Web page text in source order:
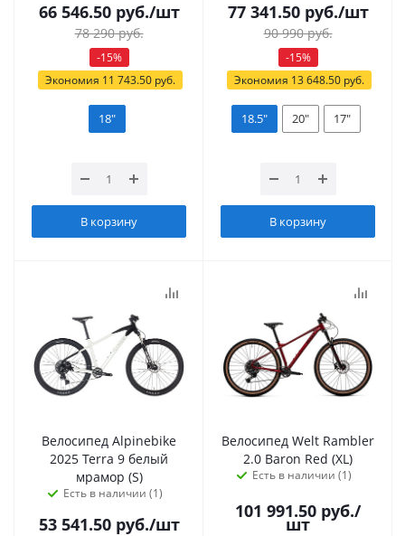
66 546.50руб./шт
78 290руб.
-15%
Экономия 11 743.50 руб.
18"
В корзину
77 341.50руб./шт
90 990руб.
-15%
Экономия 13 648.50 руб.
18.5" 20" 17"
В корзину
Велосипед Alpinebike
2025 Terra 9 белый
мрамор (S)
Есть в наличии (1)
53 541.50руб./шт
Велосипед Welt Rambler
2.0 Baron Red (XL)
Есть в наличии (1)
101 991.50 руб./
шт